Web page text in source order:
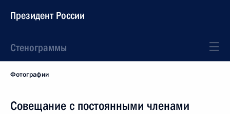
Президент России
Стенограммы
Фотографии
Совещание с постоянными членами